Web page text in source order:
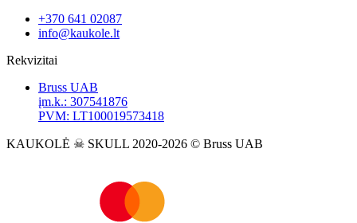
+370 641 02087
info@kaukole.lt
Rekvizitai
Bruss UAB
įm.k.: 307541876
PVM: LT100019573418
KAUKOLĖ ☠ SKULL 2020-2026 © Bruss UAB